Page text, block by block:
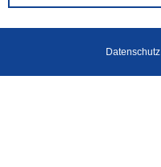
Datenschutz